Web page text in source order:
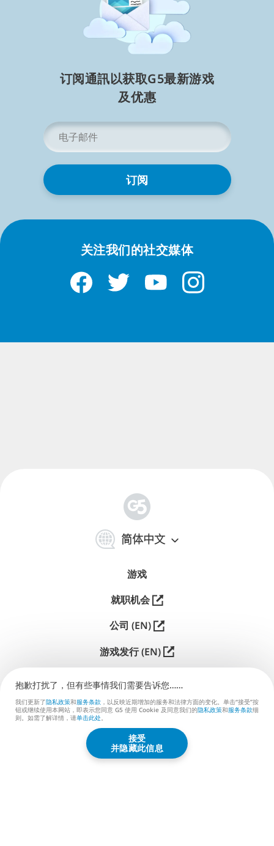
卡牌游戏 iPad 游戏
iPhone 卡牌游戏
Google Play 卡牌游戏
更多 iPad 游戏
iPad 隐藏物品游戏 iPad 麻将游戏
iPad 免费纸牌游戏 - iOS
在 iPad 上免费玩 G5 纸牌游戏。畅玩 Solitaire、TriPeaks
阅读简略信息
订阅通訊以获取G5最新游戏
及⁠优⁠惠
电
邮
*
关注我们的社交媒体
简体中文
体
中
游戏
就职机会
公司 (EN)
游戏发行 (EN)
联系我们 (EN)
G5 ENTERTAINMENT ®
© 2026 G5 Entertainment AB
抱歉打扰了，但有些事情我们需要告诉您……
我们更新了隐私政策和服务条款 ，以反映近期增加的服务和法律方面的变化。单击“接受”按
钮或继续使用本网站，即表示您同意 G5 使用 Cookie 及同意我们的隐私政策和服务条款细
则。如需了解详情，请单击此处。
接受
并隐藏此信息